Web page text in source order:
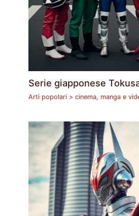
Serie giapponese
Arti popolari > cinema, manga e